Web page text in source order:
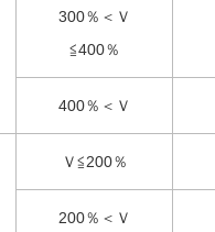
300％＜Ｖ
≦400％
400％＜Ｖ
Ｖ≦200％
200％＜Ｖ